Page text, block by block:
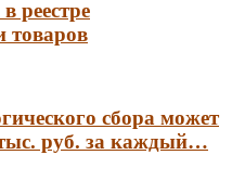
реестре
товаров
сбора может
тыс. руб. за каждый…